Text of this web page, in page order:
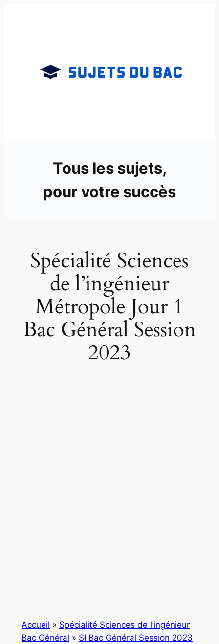
Tous les sujets,
pour votre succès
Spécialité Sciences
de l’ingénieur
Métropole Jour 1
Bac Général Session
2023
Accueil » Spécialité Sciences de l’ingénieur
Bac Général » SI Bac Général Session 2023